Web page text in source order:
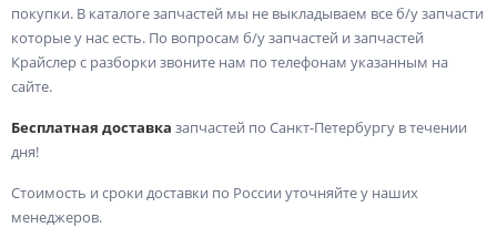
покупки. В каталоге запчастей мы не выкладываем все б/у запчасти
которые у нас есть. По вопросам б/у запчастей и запчастей
Крайслер с разборки звоните нам по телефонам указанным на
сайте.
Бесплатная доставка запчастей по Санкт-Петербургу в течении
дня!
Стоимость и сроки доставки по России уточняйте у наших
менеджеров.